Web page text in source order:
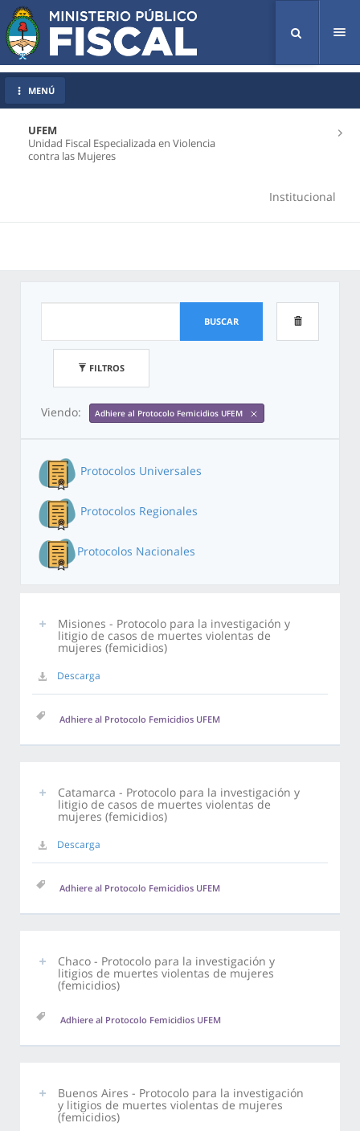
UFEM
Unidad Fiscal Especializada en Violencia
contra las Mujeres
Institucional
MENÚ
BUSCAR
FILTROS
Viendo: Adhiere al Protocolo Femicidios UFEM
Protocolos Universales
Protocolos Regionales
Protocolos Nacionales
Misiones - Protocolo para la investigación y
litigio de casos de muertes violentas de
mujeres (femicidios)
Descarga
Adhiere al Protocolo Femicidios UFEM
Catamarca - Protocolo para la investigación y
litigio de casos de muertes violentas de
mujeres (femicidios)
Descarga
Adhiere al Protocolo Femicidios UFEM
Chaco - Protocolo para la investigación y
litigios de muertes violentas de mujeres
(femicidios)
Adhiere al Protocolo Femicidios UFEM
Buenos Aires - Protocolo para la investigación
y litigios de muertes violentas de mujeres
(femicidios)